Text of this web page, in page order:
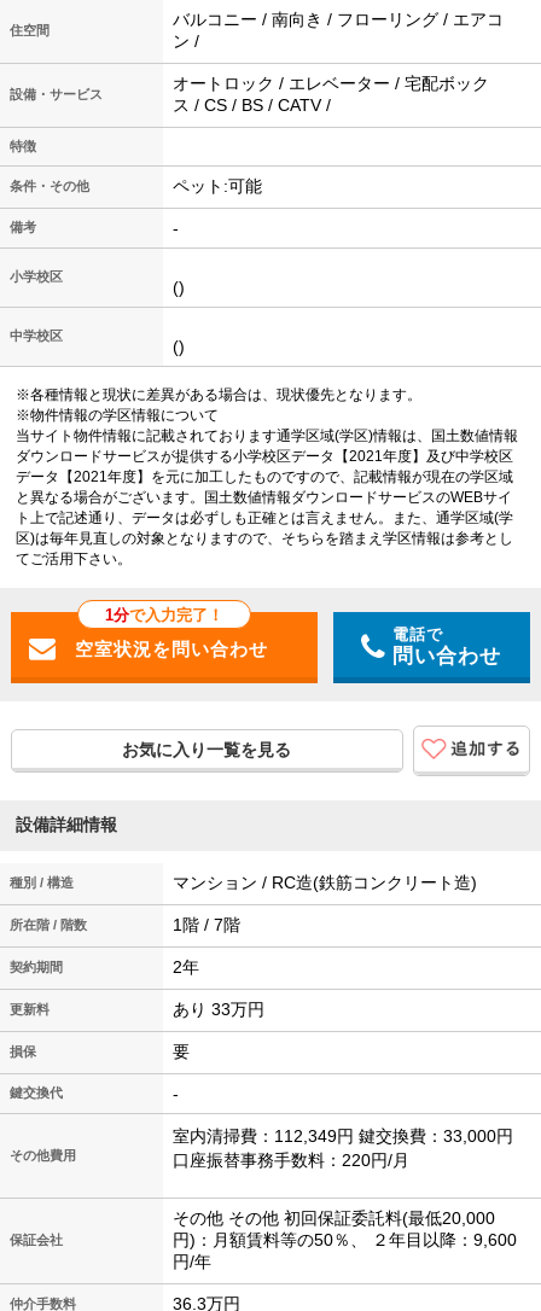
住空間
バルコニー / 南向き / フローリング / エアコ
ン /
設備・サービス
オートロック / エレベーター / 宅配ボック
ス / CS / BS / CATV /
特徴
条件・その他 ペット:可能
備考 -
小学校区
()
中学校区
()
※各種情報と現状に差異がある場合は、現状優先となります。
※物件情報の学区情報について
当サイト物件情報に記載されております通学区域(学区)情報は、国土数値情報
ダウンロードサービスが提供する小学校区データ【2021年度】及び中学校区
データ【2021年度】を元に加工したものですので、記載情報が現在の学区域
と異なる場合がございます。国土数値情報ダウンロードサービスのWEBサイ
ト上で記述通り、データは必ずしも正確とは言えません。また、通学区域(学
区)は毎年見直しの対象となりますので、そちらを踏まえ学区情報は参考とし
てご活用下さい。
1分で入力完了！
電話で
問い合わせ
お気に入り一覧を見る
設備詳細情報
種別 / 構造 マンション / RC造(鉄筋コンクリート造)
所在階 / 階数 1階 / 7階
契約期間 2年
更新料 あり 33万円
損保 要
鍵交換代 -
その他費用
室内清掃費：112,349円 鍵交換費：33,000円
口座振替事務手数料：220円/月
保証会社
その他 その他 初回保証委託料(最低20,000
円)：月額賃料等の50％、 ２年目以降：9,600
円/年
仲介手数料 36.3万円